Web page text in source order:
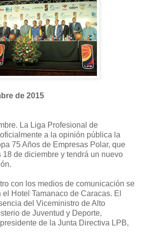
de 2015
La Liga Profesional de
a la opinión pública la
75 Años de Empresas Polar, que
de diciembre y tendrá un nuevo
con los medios de comunicación se
Hotel Tamanaco de Caracas. El
del Viceministro de Alto
de Juventud y Deporte,
de la Junta Directiva LPB,